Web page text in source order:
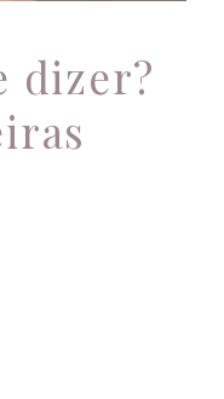
dizer?